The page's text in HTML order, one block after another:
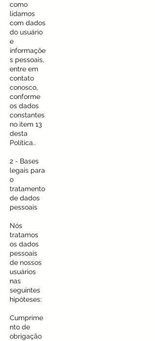
como
lidamos
com dados
do usuário
e
informaçõe
s pessoais,
entre em
contato
conosco,
conforme
os dados
constantes
no item 13
desta
Política..
2 - Bases
legais para
o
tratamento
de dados
pessoais
Nós
tratamos
os dados
pessoais
de nossos
usuários
nas
seguintes
hipóteses:
Cumprime
nto de
obrigação